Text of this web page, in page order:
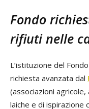
Fondo
rifiuti nelle
L’istituzione del
richiesta avanzata dal
(associazioni
laiche e di ispirazione